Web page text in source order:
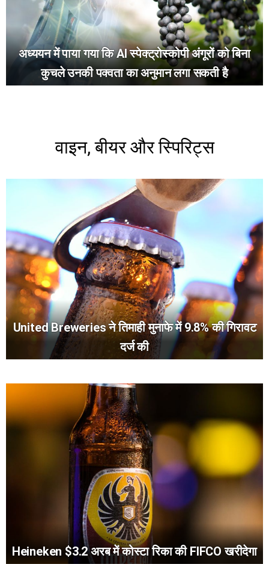
अध्ययन में पाया गया कि AI स्पेक्ट्रोस्कोपी अंगूरों को बिना
कुचले उनकी पक्वता का अनुमान लगा सकती है
वाइन, बीयर और स्पिरिट्स
United Breweries ने तिमाही मुनाफे में 9.8% की गिरावट
दर्ज की
Heineken $3.2 अरब में कोस्टा रिका की FIFCO खरीदेगा